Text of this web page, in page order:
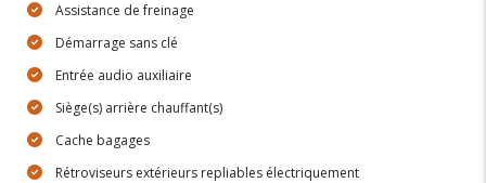
Assistance de freinage
Démarrage sans clé
Entrée audio auxiliaire
Siège(s) arrière chauffant(s)
Cache bagages
Rétroviseurs extérieurs repliables électriquement